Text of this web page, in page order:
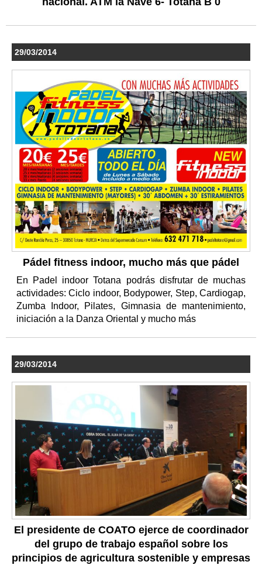
29/03/2014
Pádel fitness indoor, mucho más que pádel
En Padel indoor Totana podrás disfrutar de muchas
actividades: Ciclo indoor, Bodypower, Step, Cardiogap,
Zumba Indoor, Pilates, Gimnasia de mantenimiento,
iniciación a la Danza Oriental y mucho más
29/03/2014
El presidente de COATO ejerce de coordinador
del grupo de trabajo español sobre los
principios de agricultura sostenible y empresas